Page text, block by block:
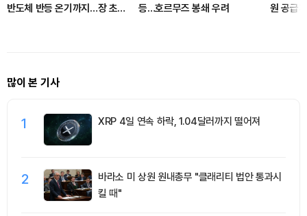
반도체 반등 온기까지…장 초반
등…호르무즈 봉쇄 우려
원 공급
많이 본 기사
1 XRP 4일 연속 하락, 1.04달러까지 떨어져
2
바라소 미 상원 원내총무 "클래리티 법안 통과시
킬 때"